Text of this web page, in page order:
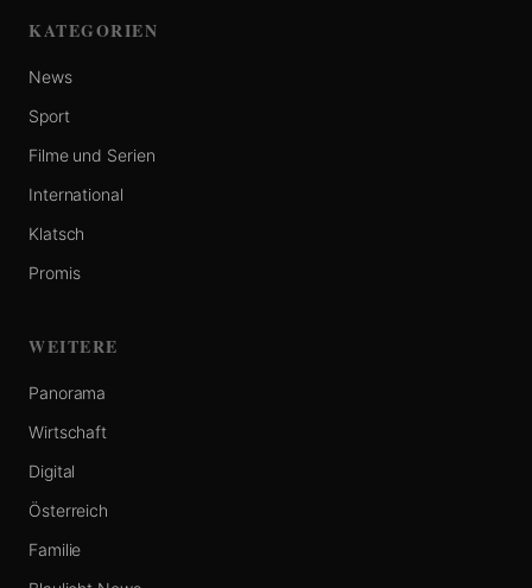
KATEGORIEN
News
Sport
Filme und Serien
International
Klatsch
Promis
WEITERE
Panorama
Wirtschaft
Digital
Österreich
Familie